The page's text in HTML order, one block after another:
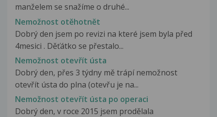
manželem se snažíme o druhé...
Nemožnost otěhotnět
Dobrý den jsem po revizi na které jsem byla před
4mesici . Děťátko se přestalo...
Nemožnost otevřít ústa
Dobrý den, přes 3 týdny mě trápí nemožnost
otevřít ústa do plna (otevřu je na...
Nemožnost otevřít ústa po operaci
Dobrý den, v roce 2015 jsem prodělala